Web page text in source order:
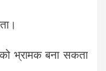
भ्रामक बना सकता